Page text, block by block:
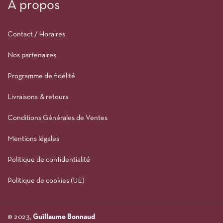
À propos
Contact / Horaires
Nos partenaires
Programme de fidélité
Livraisons & retours
Conditions Générales de Ventes
Mentions légales
Politique de confidentialité
Politique de cookies (UE)
© 2023, Guillaume Bonnaud